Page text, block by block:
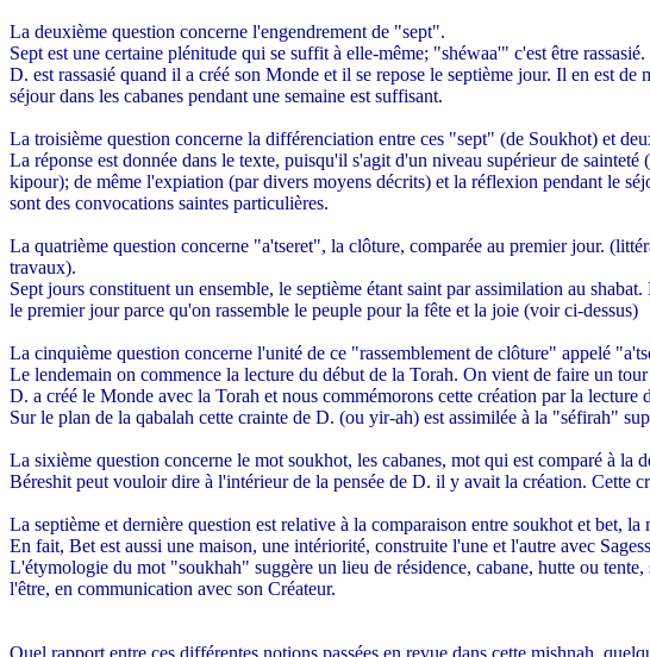
La deuxième question concerne l'engendrement de "sept".
Sept est une certaine plénitude qui se suffit à elle-même; "shéwaa'" c'est être rassasié.
D. est rassasié quand il a créé son Monde et il se repose le septième jour. Il en est
séjour dans les cabanes pendant une semaine est suffisant.
La troisième question concerne la différenciation entre ces "sept" (de Soukhot) et
La réponse est donnée dans le texte, puisqu'il s'agit d'un niveau supérieur de
kipour); de même l'expiation (par divers moyens décrits) et la réflexion pendant le
sont des convocations saintes particulières.
La quatrième question concerne "a'tseret", la clôture, comparée au premier jour.
travaux).
Sept jours constituent un ensemble, le septième étant saint par assimilation au
le premier jour parce qu'on rassemble le peuple pour la fête et la joie (voir ci-dessus)
La cinquième question concerne l'unité de ce "rassemblement de clôture" appelé
Le lendemain on commence la lecture du début de la Torah. On vient de faire un
D. a créé le Monde avec la Torah et nous commémorons cette création par la
Sur le plan de la qabalah cette crainte de D. (ou yir-ah) est assimilée à la "séfirah"
La sixième question concerne le mot soukhot, les cabanes, mot qui est comparé à
Béreshit peut vouloir dire à l'intérieur de la pensée de D. il y avait la création. Cette
La septième et dernière question est relative à la comparaison entre soukhot et bet, la
En fait, Bet est aussi une maison, une intériorité, construite l'une et l'autre avec
L'étymologie du mot "soukhah" suggère un lieu de résidence, cabane, hutte ou
l'être, en communication avec son Créateur.
Quel rapport entre ces différentes notions passées en revue dans cette mishnah,